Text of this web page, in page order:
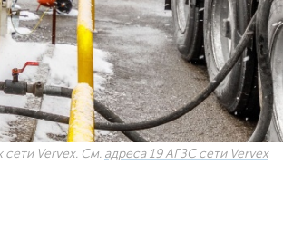
сети Vervex. См. адреса 19 АГЗС сети Vervex